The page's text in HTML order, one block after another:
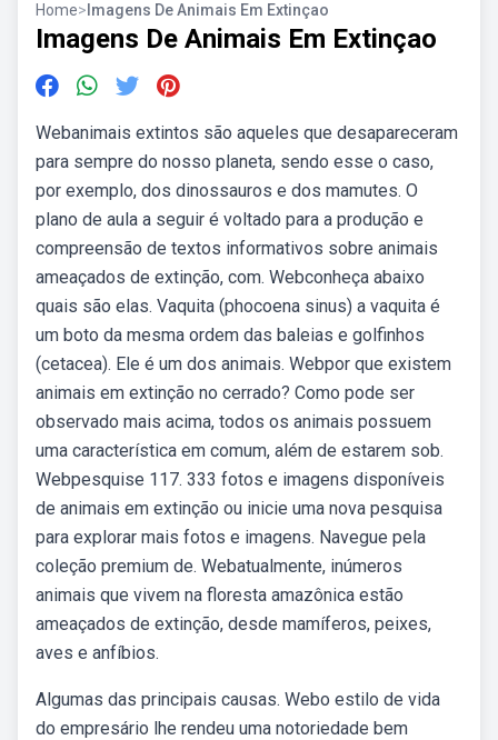
Home> Imagens De Animais Em Extinçao
Imagens De Animais Em Extinçao
Webanimais extintos são aqueles que desapareceram
para sempre do nosso planeta, sendo esse o caso,
por exemplo, dos dinossauros e dos mamutes. O
plano de aula a seguir é voltado para a produção e
compreensão de textos informativos sobre animais
ameaçados de extinção, com. Webconheça abaixo
quais são elas. Vaquita (phocoena sinus) a vaquita é
um boto da mesma ordem das baleias e golfinhos
(cetacea). Ele é um dos animais. Webpor que existem
animais em extinção no cerrado? Como pode ser
observado mais acima, todos os animais possuem
uma característica em comum, além de estarem sob.
Webpesquise 117. 333 fotos e imagens disponíveis
de animais em extinção ou inicie uma nova pesquisa
para explorar mais fotos e imagens. Navegue pela
coleção premium de. Webatualmente, inúmeros
animais que vivem na floresta amazônica estão
ameaçados de extinção, desde mamíferos, peixes,
aves e anfíbios.
Algumas das principais causas. Webo estilo de vida
do empresário lhe rendeu uma notoriedade bem